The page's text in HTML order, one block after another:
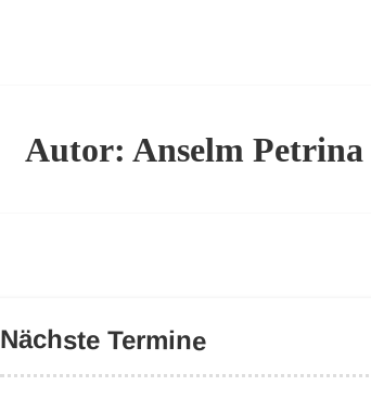
Autor:Anselm Petrina
Nächste Termine